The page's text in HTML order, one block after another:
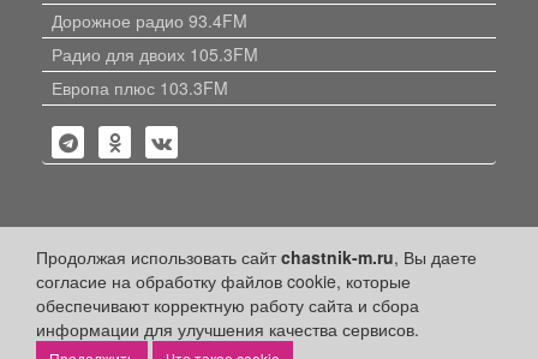
Продолжая использовать сайтchastnik-m.ru, Вы даете
согласие на обработку файлов cookie, которые
обеспечивают корректную работу сайта и сбора
информации для улучшения качества сервисов.
Дорожное радио 93.4FM
Радио для двоих 105.3FM
Европа плюс 103.3FM
Политика конфиденциальности
Публикации с пометкой «Реклама», «На правах рекламы»,
«Партнёрский проект» оплачены рекламодателем.
Редакция сайта не несет ответственности за достоверность
информации, содержащейся в рекламных материалах и